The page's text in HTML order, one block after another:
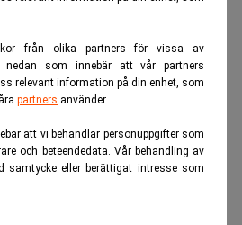
från olika partners för vissa av
som innebär att vår partners
relevant information på din enhet, som
partners använder.
att vi behandlar personuppgifter som
och beteendedata. Vår behandling av
samtycke eller berättigat intresse som
hans livsval och möjligheter.